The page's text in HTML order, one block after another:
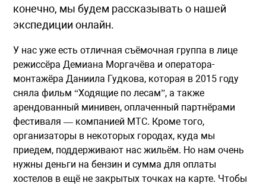
конечно, мы будем рассказывать о нашей
экспедиции онлайн.
У нас уже есть отличная съёмочная группа в лице
режиссёра Демиана Моргачёва и оператора-
монтажёра Даниила Гудкова, которая в 2015 году
сняла фильм “Ходящие по лесам”, а также
арендованный минивен, оплаченный партнёрами
фестиваля — компанией МТС. Кроме того,
организаторы в некоторых городах, куда мы
приедем, поддерживают нас жильём. Но нам очень
нужны деньги на бензин и сумма для оплаты
хостелов в ещё не закрытых точках на карте. Чтобы